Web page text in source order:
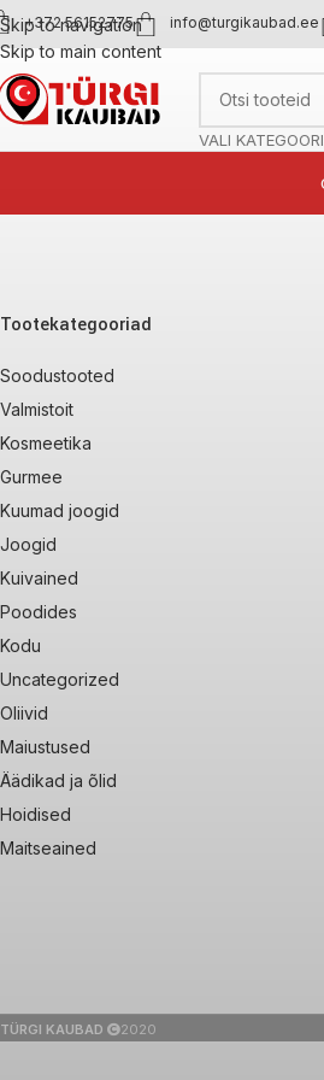
Skip to navigation
Skip to main content
+372 56152775 info@turgikaubad.ee
VALI
Tootekategooriad
Soodustooted
Valmistoit
Kosmeetika
Gurmee
Kuumad joogid
Joogid
Kuivained
Poodides
Kodu
Uncategorized
Oliivid
Maiustused
Äädikad ja õlid
Hoidised
Maitseained
TÜRGI KAUBAD 2020